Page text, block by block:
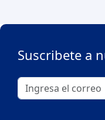
Suscribete a